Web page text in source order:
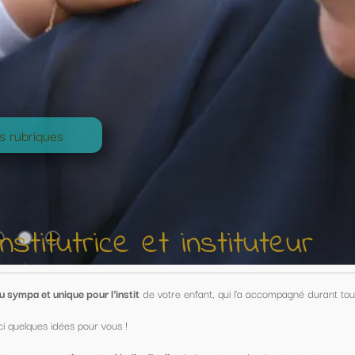
qui l'a accompagné durant toute une année !